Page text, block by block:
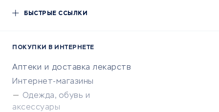
БЫСТРЫЕ ССЫЛКИ
ПОКУПКИ В ИНТЕРНЕТЕ
Аптеки и доставка лекарств
Интернет-магазины
Одежда, обувь и
аксессуары